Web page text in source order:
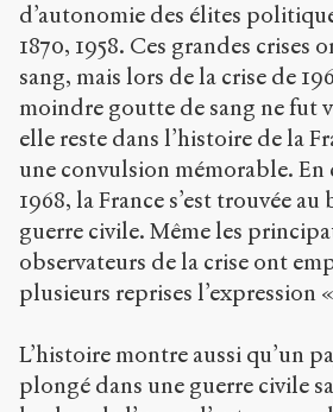
Creative
Commons
Attribution-
NonCommercial-
ShareAlike 4.0
International
(CC BY-NC-SA
4.0) Sens-Public,
2009
Accéder
à la
d’autonomie des élites
1870, 1958. Ces grandes crises
sang, mais lors de la crise de
moindre goutte de sang ne fut
elle reste dans l’histoire de la
une convulsion mémorable. En
1968, la France s’est trouvée au
guerre civile. Même les
observateurs de la crise ont
plusieurs reprises l’expression
L’histoire montre aussi qu’un
plongé dans une guerre civile